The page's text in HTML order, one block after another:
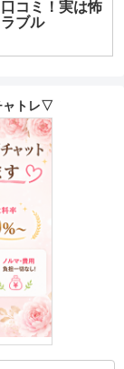
コミ！実は怖
ブル
ャトレ▽